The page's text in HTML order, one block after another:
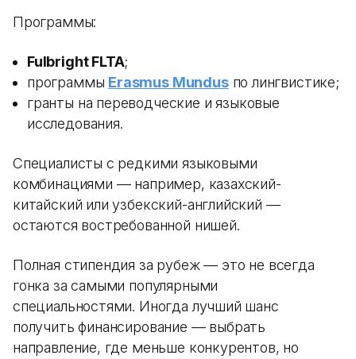
Программы:
Fulbright FLTA;
программы Erasmus Mundusпо лингвистике;
гранты на переводческие и языковые
исследования.
Специалисты с редкими языковыми
комбинациями — например, казахский-
китайский или узбекский-английский —
остаются востребованной нишей.
Полная стипендия за рубеж — это не всегда
гонка за самыми популярными
специальностями. Иногда лучший шанс
получить финансирование — выбрать
направление, где меньше конкурентов, но